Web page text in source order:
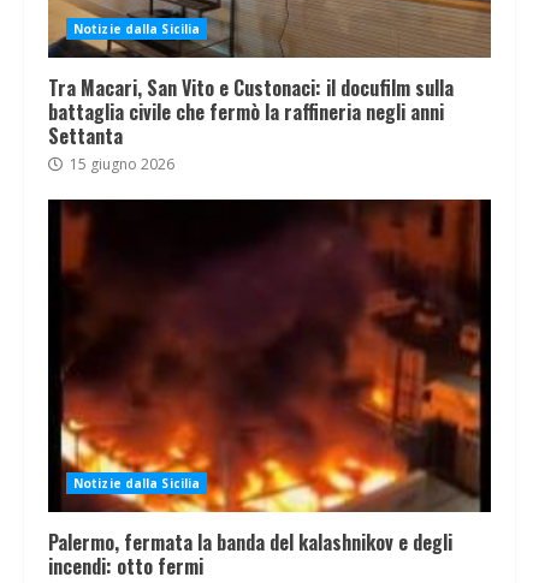
Notizie dalla Sicilia
Tra Macari, San Vito e Custonaci: il docufilm sulla
battaglia civile che fermò la raffineria negli anni
Settanta
15 giugno 2026
Notizie dalla Sicilia
Palermo, fermata la banda del kalashnikov e degli
incendi: otto fermi